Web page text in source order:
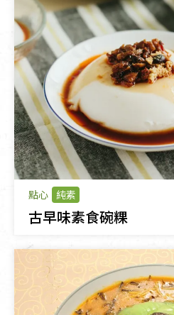
點心 純素
古早味素食碗粿